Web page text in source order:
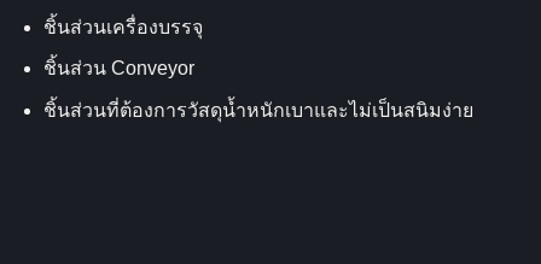
ชิ้นส่วนเครื่องบรรจุ
ชิ้นส่วน Conveyor
ชิ้นส่วนที่ต้องการวัสดุน้ำหนักเบาและไม่เป็นสนิมง่าย